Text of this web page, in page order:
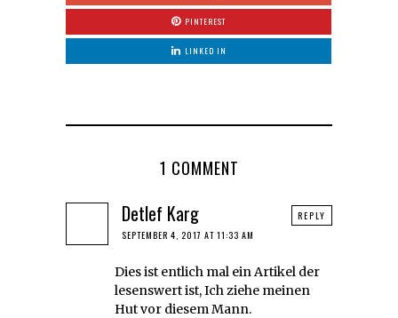
PINTEREST
LINKED IN
1 COMMENT
Detlef Karg
SEPTEMBER 4, 2017 AT 11:33 AM
Dies ist entlich mal ein Artikel der
lesenswert ist, Ich ziehe meinen
Hut vor diesem Mann.
REPLY